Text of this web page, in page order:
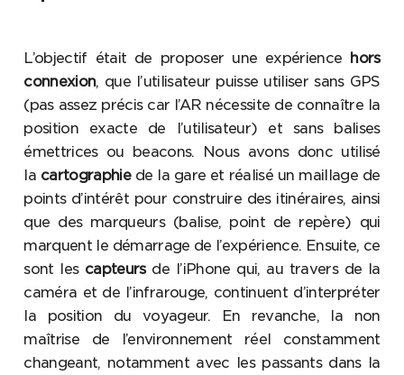
L’objectif était de proposer une expérience hors
connexion, que l’utilisateur puisse utiliser sans GPS
(pas assez précis car l’AR nécessite de connaître la
position exacte de l’utilisateur) et sans balises
émettrices ou beacons. Nous avons donc utilisé
la cartographiede la gare et réalisé un maillage de
points d’intérêt pour construire des itinéraires, ainsi
que des marqueurs (balise, point de repère) qui
marquent le démarrage de l’expérience. Ensuite, ce
sont les capteursde l’iPhone qui, au travers de la
caméra et de l’infrarouge, continuent d’interpréter
la position du voyageur. En revanche, la non
maîtrise de l’environnement réel constamment
changeant, notamment avec les passants dans la